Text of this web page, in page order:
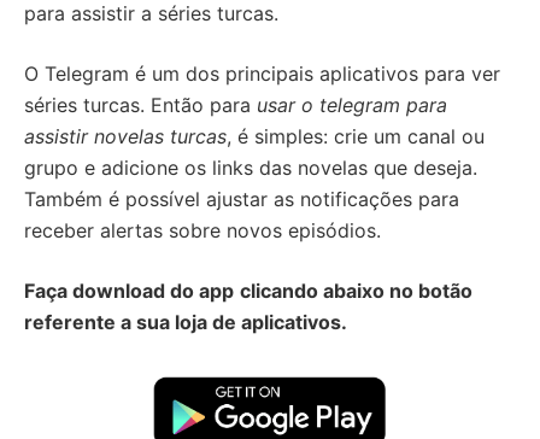
para assistir a séries turcas.
O Telegram é um dos principais aplicativos para ver
séries turcas. Então para usar o telegram para
assistir novelas turcas, é simples: crie um canal ou
grupo e adicione os links das novelas que deseja.
Também é possível ajustar as notificações para
receber alertas sobre novos episódios.
Faça download do app clicando abaixo no botão
referente a sua loja de aplicativos.